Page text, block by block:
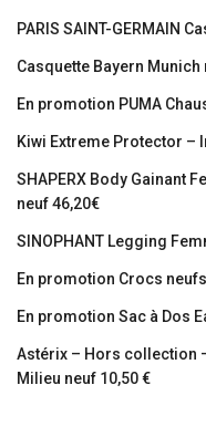
PARIS SAINT-GERMAIN
Casquette Bayern Munich
En promotion PUMA
Kiwi Extreme Protector –
SHAPERX Body Gainant
neuf 46,20€
SINOPHANT Legging
En promotion Crocs
En promotion Sac à Dos
Astérix – Hors collection
Milieu neuf 10,50 €